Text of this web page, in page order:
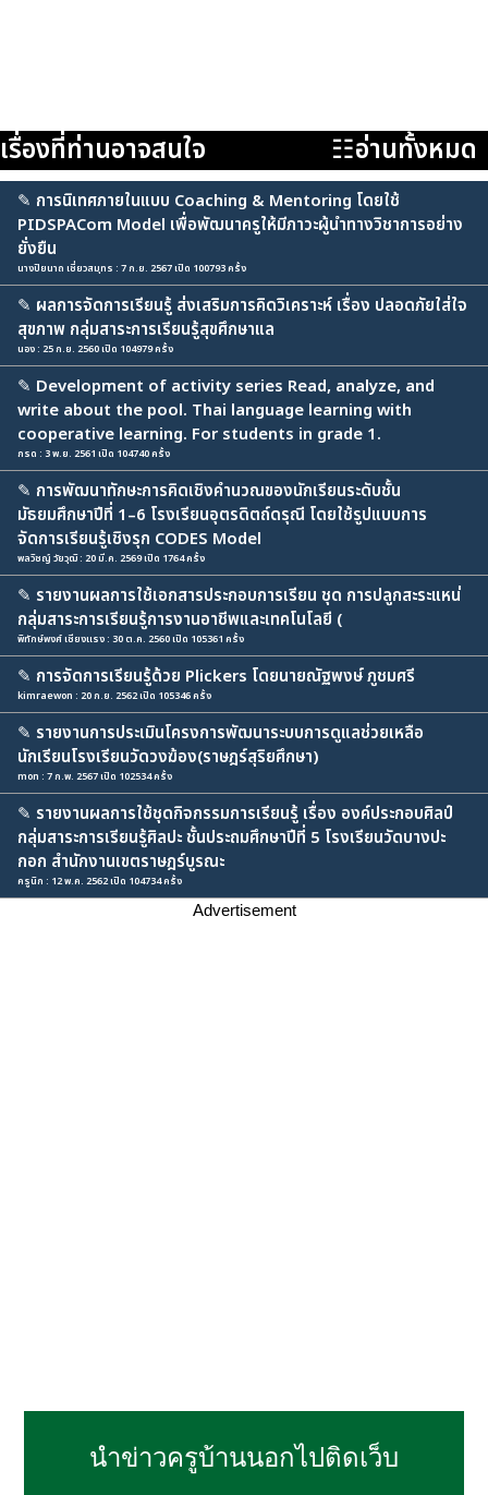
เรื่องที่ท่านอาจสนใจ ☷อ่านทั้งหมด
✎ การนิเทศภายในแบบ Coaching & Mentoring โดยใช้
PIDSPACom Model เพื่อพัฒนาครูให้มีภาวะผู้นำทางวิชาการอย่าง
ยั่งยืน
นางปิยนาถ เชี่ยวสมุทร : 7 ก.ย. 2567 เปิด 100793 ครั้ง
✎ ผลการจัดการเรียนรู้ ส่งเสริมการคิดวิเคราะห์ เรื่อง ปลอดภัยใส่ใจ
สุขภาพ กลุ่มสาระการเรียนรู้สุขศึกษาแล
นอง : 25 ก.ย. 2560 เปิด 104979 ครั้ง
✎ Development of activity series Read, analyze, and
write about the pool. Thai language learning with
cooperative learning. For students in grade 1.
กรด : 3 พ.ย. 2561 เปิด 104740 ครั้ง
✎ การพัฒนาทักษะการคิดเชิงคำนวณของนักเรียนระดับชั้น
มัธยมศึกษาปีที่ 1–6 โรงเรียนอุตรดิตถ์ดรุณี โดยใช้รูปแบบการ
จัดการเรียนรู้เชิงรุก CODES Model
พลวิชญ์ วัยวุฒิ : 20 มี.ค. 2569 เปิด 1764 ครั้ง
✎ รายงานผลการใช้เอกสารประกอบการเรียน ชุด การปลูกสะระแหน่
กลุ่มสาระการเรียนรู้การงานอาชีพและเทคโนโลยี (
พิทักษ์พงศ์ เชียงแรง : 30 ต.ค. 2560 เปิด 105361 ครั้ง
✎ การจัดการเรียนรู้ด้วย Plickers โดยนายณัฐพงษ์ ภูชมศรี
kimraewon : 20 ก.ย. 2562 เปิด 105346 ครั้ง
✎ รายงานการประเมินโครงการพัฒนาระบบการดูแลช่วยเหลือ
นักเรียนโรงเรียนวัดวงฆ้อง(ราษฎร์สุริยศึกษา)
mon : 7 ก.พ. 2567 เปิด 102534 ครั้ง
✎ รายงานผลการใช้ชุดกิจกรรมการเรียนรู้ เรื่อง องค์ประกอบศิลป์
กลุ่มสาระการเรียนรู้ศิลปะ ชั้นประถมศึกษาปีที่ 5 โรงเรียนวัดบางปะ
กอก สำนักงานเขตราษฎร์บูรณะ
ครูนิก : 12 พ.ค. 2562 เปิด 104734 ครั้ง
Advertisement
นำข่าวครูบ้านนอกไปติดเว็บ